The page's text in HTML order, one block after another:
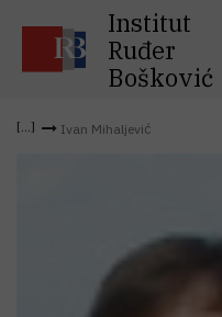
Institut
Ruđer
Bošković
Ivan Mihaljević